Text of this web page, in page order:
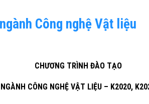
Công nghệ Vật liệu
CHƯƠNG TRÌNH ĐÀO TẠO
NGÀNH CÔNG NGHỆ VẬT LIỆU – K2020,